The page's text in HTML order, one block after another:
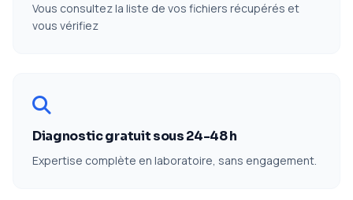
Vous consultez la liste de vos fichiers récupérés et
vous vérifiez
Diagnostic gratuit sous 24-48 h
Expertise complète en laboratoire, sans engagement.